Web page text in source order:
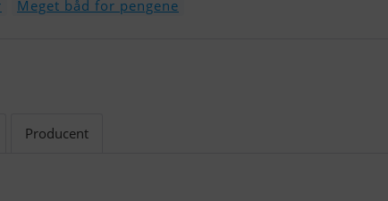
Meget båd for pengene
Producent